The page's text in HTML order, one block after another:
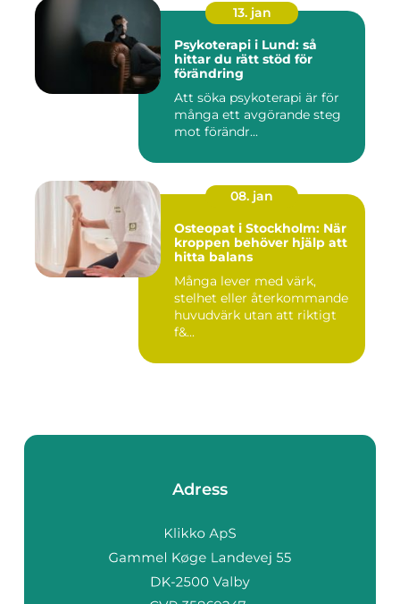
13. jan
Psykoterapi i Lund: så
hittar du rätt stöd för
förändring
Att söka psykoterapi är för
många ett avgörande steg
mot förändr...
08. jan
Osteopat i Stockholm: När
kroppen behöver hjälp att
hitta balans
Många lever med värk,
stelhet eller återkommande
huvudvärk utan att riktigt
f&...
Adress